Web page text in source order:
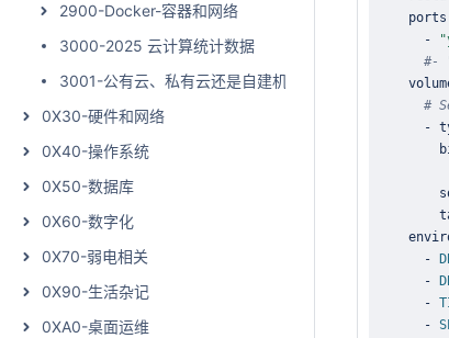
2900-Docker-容器和网络
3000-2025 云计算统计数据
3001-公有云、私有云还是自建机房？托管成本大PK
0X30-硬件和网络
0X40-操作系统
0X50-数据库
0X60-数字化
0X70-弱电相关
0X90-生活杂记
0XA0-桌面运维
      -
#-
#
-
      -
      -
      -
      -